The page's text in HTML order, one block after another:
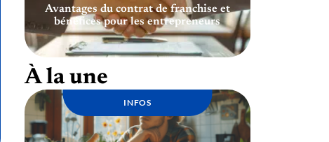
Avantages du contrat de franchise et
bénéfices pour les entrepreneurs
À la une
INFOS